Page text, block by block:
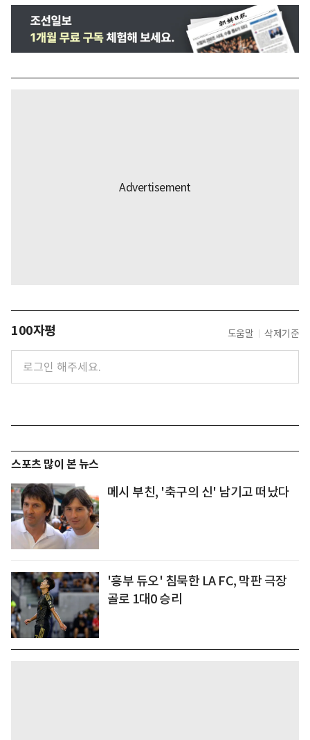
100자평 도움말 삭제기준
스포츠 많이 본 뉴스
메시 부친, '축구의 신' 남기고 떠났다
'흥부 듀오' 침묵한 LA FC, 막판 극장
골로 1대0 승리